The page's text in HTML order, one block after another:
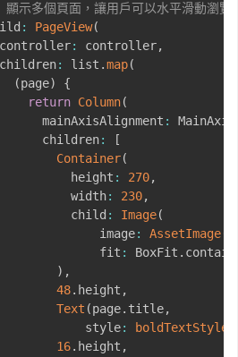
示多個頁面，讓用戶可以水平滑動瀏覽
: PageView(
: controller,
: list .map(
(page)
{
return Column(
mainAxisAlignment
:
children
:
[
Container(
height
: 270,
width
: 230,
child
: Image(
image
: AssetImage
fit
: BoxFit . contain
) ,
48. height ,
Text (page. title,
style
: boldTextStyle
16. height ,